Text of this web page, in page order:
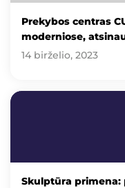
Prekybos centras
moderniose,
14 birželio, 2023
Skulptūra primena: